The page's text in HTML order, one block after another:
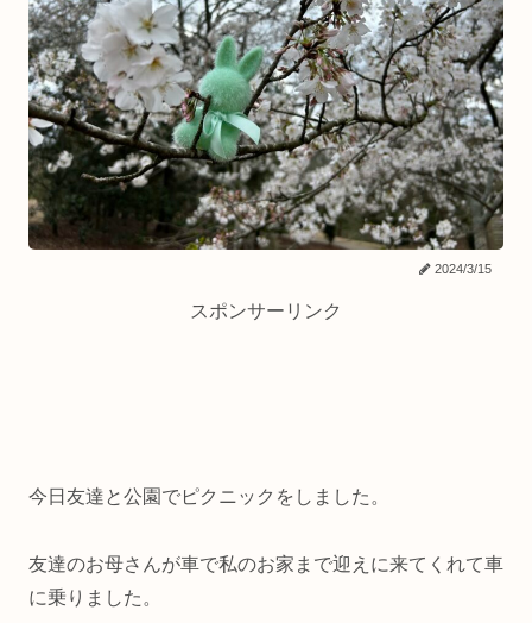
2024/3/15
スポンサーリンク
今日友達と公園でピクニックをしました。
友達のお母さんが車で私のお家まで迎えに来てくれて車
に乗りました。